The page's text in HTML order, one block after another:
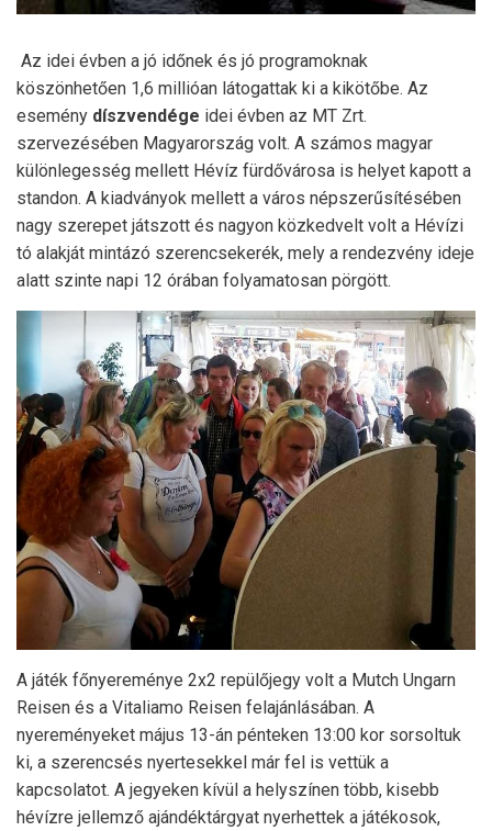
Az idei évben a jó időnek és jó programoknak
köszönhetően 1,6 millióan látogattak ki a kikötőbe. Az
esemény díszvendége idei évben az MT Zrt.
szervezésében Magyarország volt. A számos magyar
különlegesség mellett Hévíz fürdővárosa is helyet kapott a
standon. A kiadványok mellett a város népszerűsítésében
nagy szerepet játszott és nagyon közkedvelt volt a Hévízi
tó alakját mintázó szerencsekerék, mely a rendezvény ideje
alatt szinte napi 12 órában folyamatosan pörgött.
A játék főnyereménye 2x2 repülőjegy volt a Mutch Ungarn
Reisen és a Vitaliamo Reisen felajánlásában. A
nyereményeket május 13-án pénteken 13:00 kor sorsoltuk
ki, a szerencsés nyertesekkel már fel is vettük a
kapcsolatot. A jegyeken kívül a helyszínen több, kisebb
hévízre jellemző ajándéktárgyat nyerhettek a játékosok,